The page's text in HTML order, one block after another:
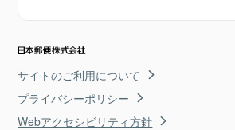
サイトのご利用について
プライバシーポリシー
Webアクセシビリティ方針